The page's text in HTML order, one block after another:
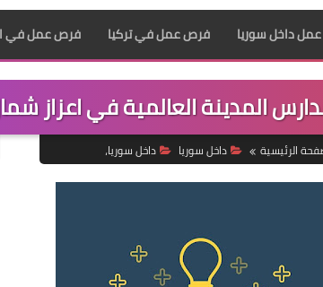
داخل سوريا فرص عمل في تركيا فرص عمل في
المدينة العالمية في اعزاز
الرئيسية داخل سوريا داخل سوريا،